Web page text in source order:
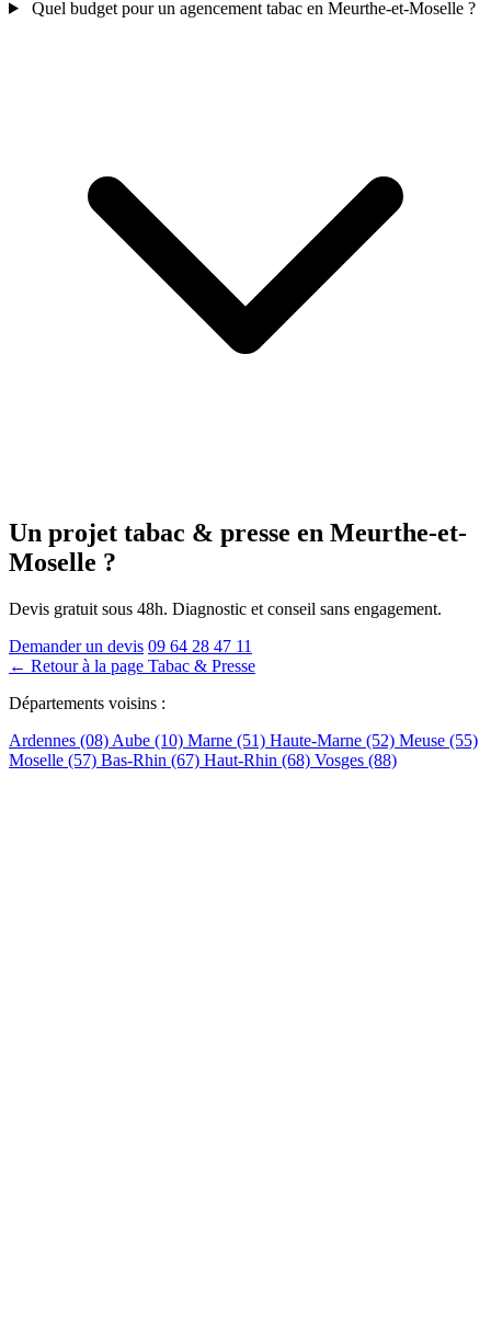
Quel budget pour un agencement tabac en Meurthe-et-Moselle ?
Un projet tabac & presse en Meurthe-et-
Moselle ?
Devis gratuit sous 48h. Diagnostic et conseil sans engagement.
Demander un devis 09 64 28 47 11
← Retour à la page Tabac & Presse
Départements voisins :
Ardennes (08) Aube (10) Marne (51) Haute-Marne (52) Meuse (55)
Moselle (57) Bas-Rhin (67) Haut-Rhin (68) Vosges (88)